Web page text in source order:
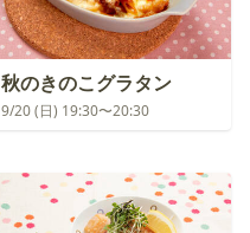
秋のきのこグラタン
9/20 (日) 19:30〜20:30